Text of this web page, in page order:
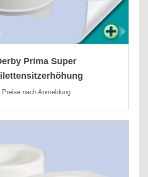
Prima Super
Preise nach Anmeldung